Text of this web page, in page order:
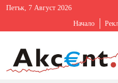
Петък, 7 Август 2026
Начало